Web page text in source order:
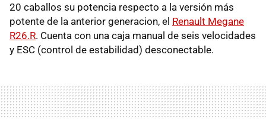
20 caballos su potencia respecto a la versión más
potente de la anterior generacion, el Renault Megane
R26.R. Cuenta con una caja manual de seis velocidades
y ESC (control de estabilidad) desconectable.